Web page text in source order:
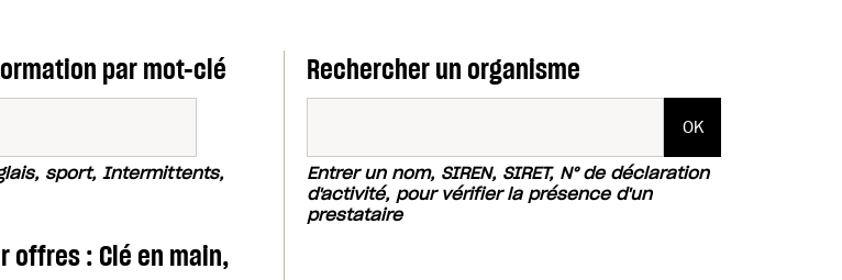
par mot-clé
sport, Intermittents,
offres : Clé en main,
Rechercher un organisme
Entrer un nom, SIREN, SIRET, N° de déclaration
d'activité, pour vérifier la présence d'un
prestataire